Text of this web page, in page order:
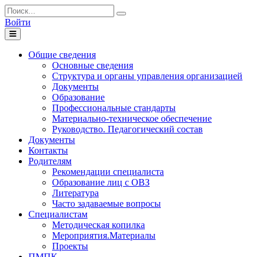
Войти
Toggle
navigation
Общие сведения
Основные сведения
Структура и органы управления организацией
Документы
Образование
Профессиональные стандарты
Материально-техническое обеспечение
Руководство. Педагогический состав
Документы
Контакты
Родителям
Рекомендации специалиста
Образование лиц с ОВЗ
Литература
Часто задаваемые вопросы
Специалистам
Методическая копилка
Мероприятия.Материалы
Проекты